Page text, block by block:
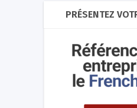
PRÉSENTEZ